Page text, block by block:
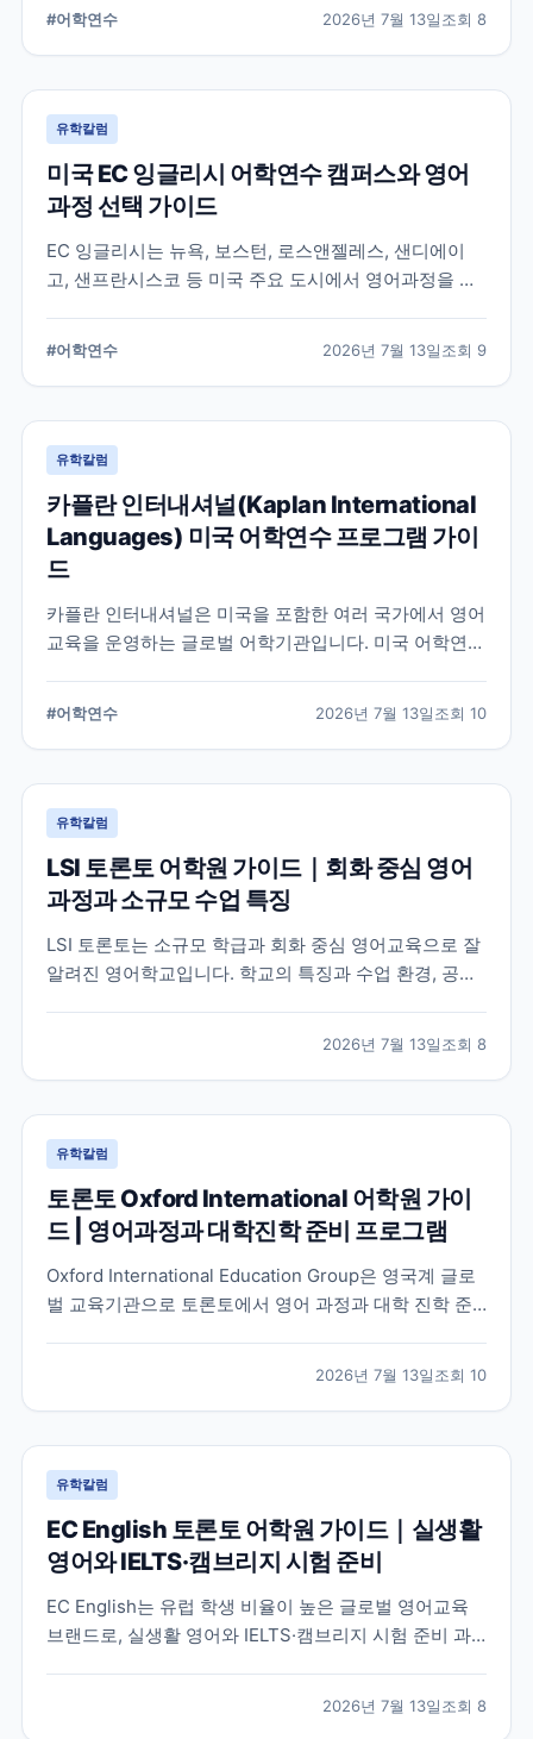
#어학연수 2026년 7월 13일조회 8
유학칼럼
미국 EC 잉글리시 어학연수 캠퍼스와 영어
과정 선택 가이드
EC 잉글리시는 뉴욕, 보스턴, 로스앤젤레스, 샌디에이
고, 샌프란시스코 등 미국 주요 도시에서 영어과정을 안
할 내용을 정리합니다.
#어학연수 2026년 7월 13일조회 9
유학칼럼
카플란 인터내셔널(Kaplan International
Languages) 미국 어학연수 프로그램 가이
드
카플란 인터내셔널은 미국을 포함한 여러 국가에서 영어
교육을 운영하는 글로벌 어학기관입니다. 미국 어학연수
#어학연수 2026년 7월 13일조회 10
유학칼럼
LSI 토론토 어학원 가이드｜회화 중심 영어
과정과 소규모 수업 특징
LSI 토론토는 소규모 학급과 회화 중심 영어교육으로 잘
알려진 영어학교입니다. 학교의 특징과 수업 환경, 공식
2026년 7월 13일조회 8
유학칼럼
토론토 Oxford International 어학원 가이
드 | 영어과정과 대학진학 준비 프로그램
Oxford International Education Group은 영국계 글로
벌 교육기관으로 토론토에서 영어 과정과 대학 진학 준
2026년 7월 13일조회 10
유학칼럼
EC English 토론토 어학원 가이드｜실생활
영어와 IELTS·캠브리지 시험 준비
EC English는 유럽 학생 비율이 높은 글로벌 영어교육
브랜드로, 실생활 영어와 IELTS·캠브리지 시험 준비 과
2026년 7월 13일조회 8